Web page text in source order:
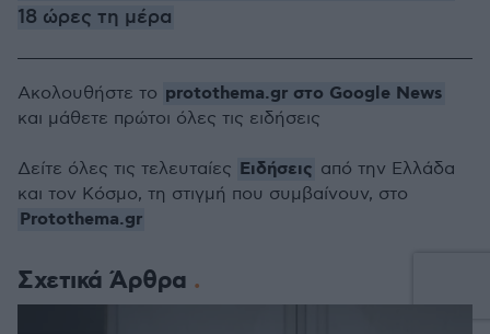
18 ώρες τη μέρα
Σχετικά Άρθρα
Ακολουθήστε το protothema.gr στο Google News
και μάθετε πρώτοι όλες τις ειδήσεις
Δείτε όλες τις τελευταίες Ειδήσεις από την Ελλάδα
και τον Κόσμο, τη στιγμή που συμβαίνουν, στο
Protothema.gr